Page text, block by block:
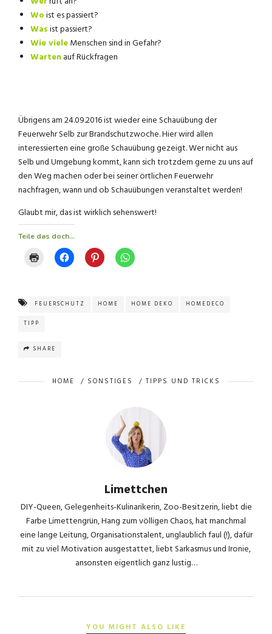
Woist es passiert?
Wasist passiert?
Wie vieleMenschen sind in Gefahr?
Wartenauf Rückfragen
Übrigens am 24.09.2016 ist wieder eine Schauübung der
Feuerwehr Selb zur Brandschutzwoche. Hier wird allen
interessierten eine große Schauübung gezeigt. Wer nicht aus
Selb und Umgebung kommt, kann sich trotzdem gerne zu uns auf
den Weg machen oder bei seiner örtlichen Feuerwehr
nachfragen, wann und ob Schauübungen veranstaltet werden!
Glaubt mir, das ist wirklich sehenswert!
Teile das doch...
FEUERSCHUTZ HOME HOME DEKO HOMEDECO
TIPP
SHARE
HOME / SONSTIGES / TIPPS UND TRICKS
Limettchen
DIY-Queen, Gelegenheits-Kulinarikerin, Zoo-Besitzerin, liebt die
Farbe Limettengrün, Hang zum völligen Chaos, hat manchmal
eine lange Leitung, Organisationstalent, unglaublich faul (!), dafür
mit zu viel Motivation ausgestattet, liebt Sarkasmus und Ironie,
ansonsten eigentlich ganz lustig…
YOU MIGHT ALSO LIKE